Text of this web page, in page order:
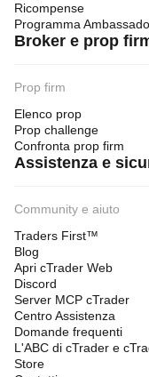
Ricompense
Programma
Broker e prop
Prop firm
Elenco prop
Prop challenge
Confronta prop firm
Assistenza e
Community e aiuto
Traders First™
Blog
Apri cTrader Web
Discord
Server MCP cTrader
Centro Assistenza
Domande frequenti
L'ABC di cTrader e
Store